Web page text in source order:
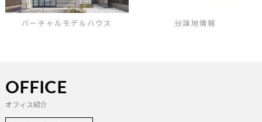
バーチャルモデルハウス 分譲地情報
OFFICE
オフィス紹介